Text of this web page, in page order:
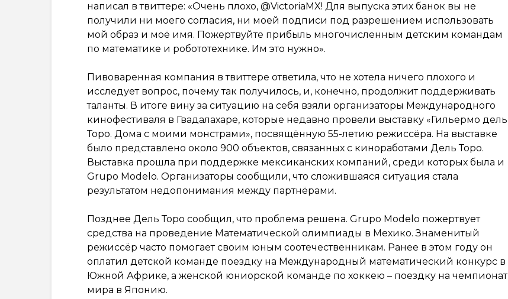
написал в твиттере: «Очень плохо, @VictoriaMX! Для выпуска этих банок вы не
получили ни моего согласия, ни моей подписи под разрешением использовать
мой образ и моё имя. Пожертвуйте прибыль многочисленным детским командам
по математике и робототехнике. Им это нужно».
Пивоваренная компания в твиттере ответила, что не хотела ничего плохого и
исследует вопрос, почему так получилось, и, конечно, продолжит поддерживать
таланты. В итоге вину за ситуацию на себя взяли организаторы Международного
кинофестиваля в Гвадалахаре, которые недавно провели выставку «Гильермо дель
Торо. Дома с моими монстрами», посвящённую 55-летию режиссёра. На выставке
было представлено около 900 объектов, связанных с киноработами Дель Торо.
Выставка прошла при поддержке мексиканских компаний, среди которых была и
Grupo Modelo. Организаторы сообщили, что сложившаяся ситуация стала
результатом недопонимания между партнёрами.
Позднее Дель Торо сообщил, что проблема решена. Grupo Modelo пожертвует
средства на проведение Математической олимпиады в Мехико. Знаменитый
режиссёр часто помогает своим юным соотечественникам. Ранее в этом году он
оплатил детской команде поездку на Международный математический конкурс в
Южной Африке, а женской юниорской команде по хоккею – поездку на чемпионат
мира в Японию.